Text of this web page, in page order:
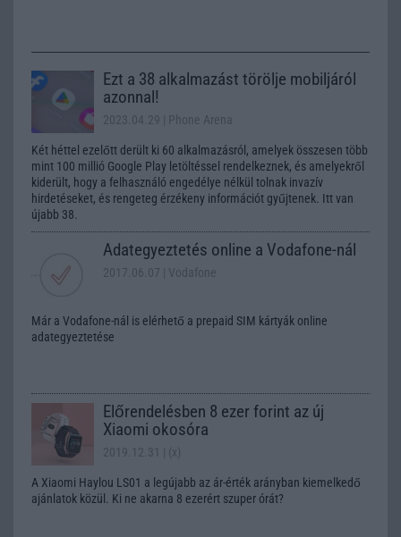
Ezt a 38 alkalmazást törölje mobiljáról
azonnal!
2023.04.29 | Phone Arena
Két héttel ezelőtt derült ki 60 alkalmazásról, amelyek összesen több
mint 100 millió Google Play letöltéssel rendelkeznek, és amelyekről
kiderült, hogy a felhasználó engedélye nélkül tolnak invazív
hirdetéseket, és rengeteg érzékeny információt gyűjtenek. Itt van
újabb 38.
Adategyeztetés online a Vodafone-nál
2017.06.07 | Vodafone
Már a Vodafone-nál is elérhető a prepaid SIM kártyák online
adategyeztetése
Előrendelésben 8 ezer forint az új
Xiaomi okosóra
2019.12.31 | (x)
A Xiaomi Haylou LS01 a legújabb az ár-érték arányban kiemelkedő
ajánlatok közül. Ki ne akarna 8 ezerért szuper órát?